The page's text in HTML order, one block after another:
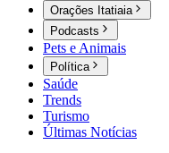
Orações Itatiaia
Podcasts
Pets e Animais
Política
Saúde
Trends
Turismo
Últimas Notícias